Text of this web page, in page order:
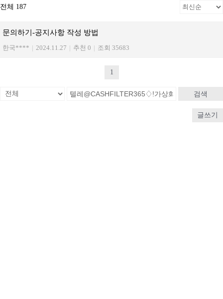
전체 187
문의하기-공지사항 작성 방법
한국**** | 2024.11.27 | 추천 0 | 조회 35683
1
검색
글쓰기